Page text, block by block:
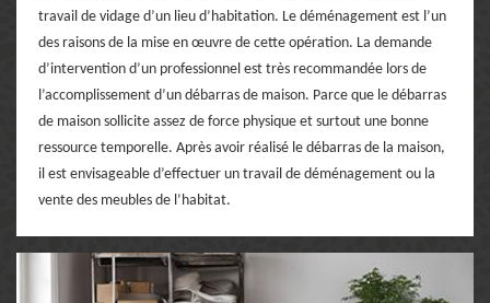
travail de vidage d’un lieu d’habitation. Le déménagement est l’un
des raisons de la mise en œuvre de cette opération. La demande
d’intervention d’un professionnel est très recommandée lors de
l’accomplissement d’un débarras de maison. Parce que le débarras
de maison sollicite assez de force physique et surtout une bonne
ressource temporelle. Après avoir réalisé le débarras de la maison,
il est envisageable d’effectuer un travail de déménagement ou la
vente des meubles de l’habitat.